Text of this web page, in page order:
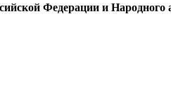
Федерации и